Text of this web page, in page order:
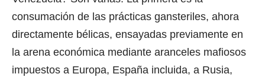
consumación de las prácticas gansteriles, ahora
directamente bélicas, ensayadas previamente en
la arena económica mediante aranceles mafiosos
impuestos a Europa, España incluida, a Rusia,